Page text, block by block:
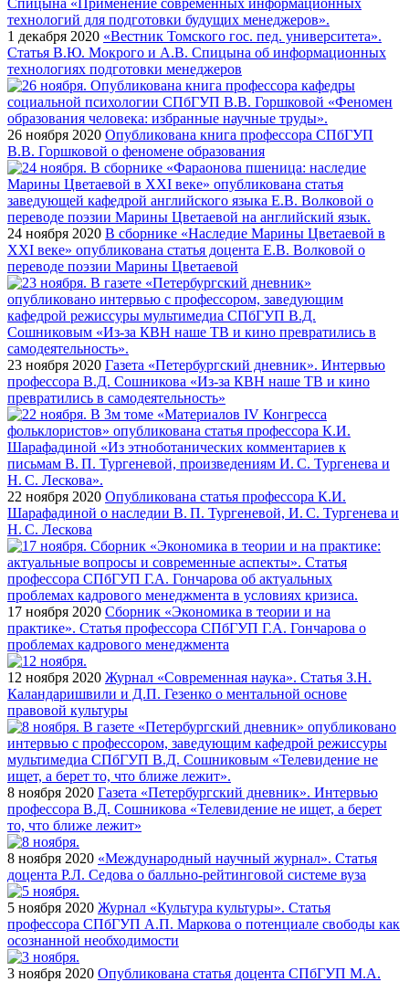
1 декабря 2020 «Вестник Томского гос. пед. университета».
Статья В.Ю. Мокрого и А.В. Спицына об информационных
технологиях подготовки менеджеров
26 ноября 2020 Опубликована книга профессора СПбГУП
В.В. Горшковой о феномене образования
24 ноября 2020 В сборнике «Наследие Марины Цветаевой в
XXI веке» опубликована статья доцента Е.В. Волковой о
переводе поэзии Марины Цветаевой
23 ноября 2020 Газета «Петербургский дневник». Интервью
профессора В.Д. Сошникова «Из-за КВН наше ТВ и кино
превратились в самодеятельность»
22 ноября 2020 Опубликована статья профессора К.И.
Шарафадиной о наследии В. П. Тургеневой, И. С. Тургенева и
Н. С. Лескова
17 ноября 2020 Сборник «Экономика в теории и на
практике». Статья профессора СПбГУП Г.А. Гончарова о
проблемах кадрового менеджмента
12 ноября 2020 Журнал «Современная наука». Статья З.Н.
Каландаришвили и Д.П. Гезенко о ментальной основе
правовой культуры
8 ноября 2020 Газета «Петербургский дневник». Интервью
профессора В.Д. Сошникова «Телевидение не ищет, а берет
то, что ближе лежит»
8 ноября 2020 «Международный научный журнал». Статья
доцента Р.Л. Седова о балльно-рейтинговой системе вуза
5 ноября 2020 Журнал «Культура культуры». Статья
профессора СПбГУП А.П. Маркова о потенциале свободы как
осознанной необходимости
3 ноября 2020 Опубликована статья доцента СПбГУП М.А.